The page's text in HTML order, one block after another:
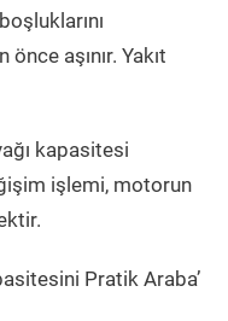
aşınır. Yakıt
kapasitesi
işlemi, motorun
Pratik Araba’